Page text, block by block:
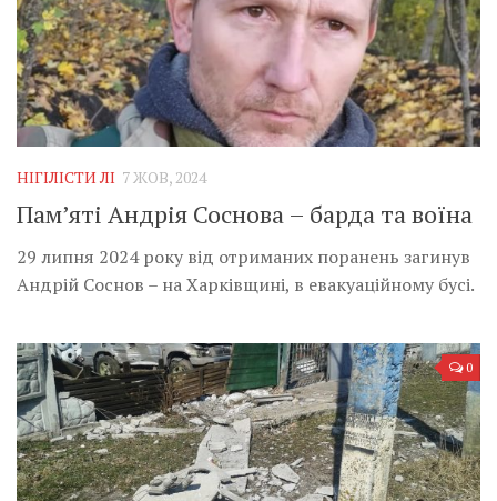
НІГІЛІСТИ ЛІ 7 ЖОВ, 2024
Пам’яті Андрія Соснова – барда та воїна
29 липня 2024 року від отриманих поранень загинув
Андрій Соснов – на Харківщині, в евакуаційному бусі.
0